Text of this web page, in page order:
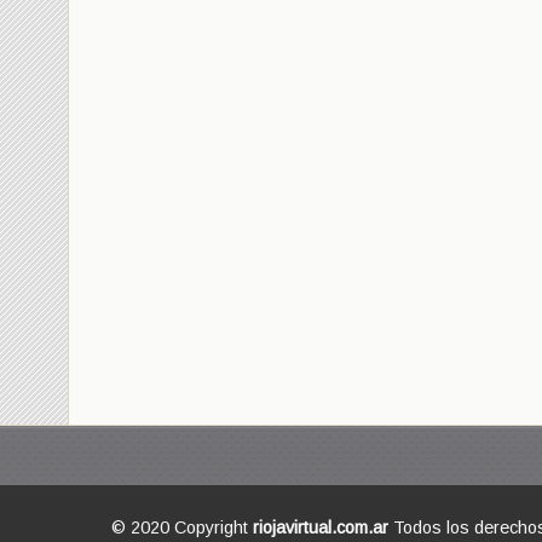
© 2020 Copyright riojavirtual.com.ar Todos los